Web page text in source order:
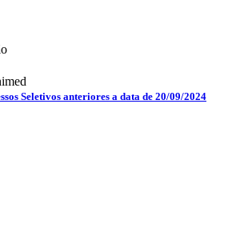
Seletivos anteriores a data de 20/09/2024